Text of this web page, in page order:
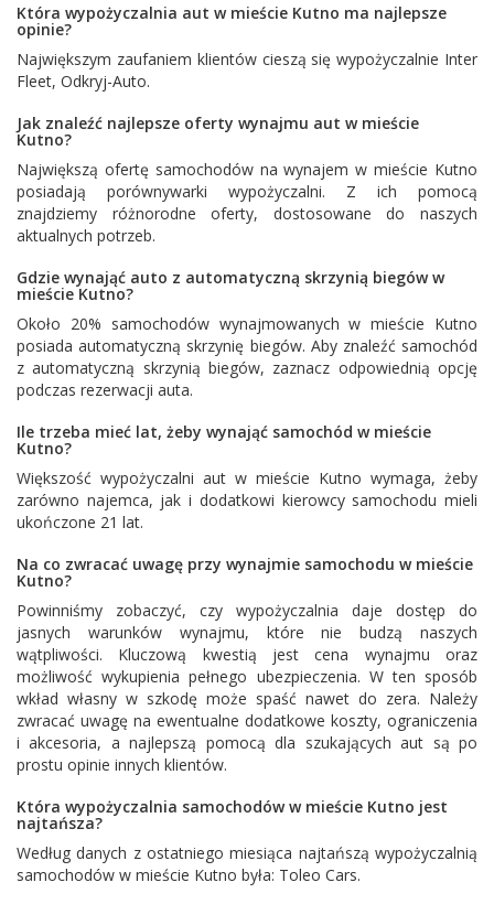
Która wypożyczalnia aut w mieście Kutno ma najlepsze
opinie?
Największym zaufaniem klientów cieszą się wypożyczalnie Inter
Fleet, Odkryj-Auto.
Jak znaleźć najlepsze oferty wynajmu aut w mieście
Kutno?
Największą ofertę samochodów na wynajem w mieście Kutno
posiadają porównywarki wypożyczalni. Z ich pomocą
znajdziemy różnorodne oferty, dostosowane do naszych
aktualnych potrzeb.
Gdzie wynająć auto z automatyczną skrzynią biegów w
mieście Kutno?
Około 20% samochodów wynajmowanych w mieście Kutno
posiada automatyczną skrzynię biegów. Aby znaleźć samochód
z automatyczną skrzynią biegów, zaznacz odpowiednią opcję
podczas rezerwacji auta.
Ile trzeba mieć lat, żeby wynająć samochód w mieście
Kutno?
Większość wypożyczalni aut w mieście Kutno wymaga, żeby
zarówno najemca, jak i dodatkowi kierowcy samochodu mieli
ukończone 21 lat.
Na co zwracać uwagę przy wynajmie samochodu w mieście
Kutno?
Powinniśmy zobaczyć, czy wypożyczalnia daje dostęp do
jasnych warunków wynajmu, które nie budzą naszych
wątpliwości. Kluczową kwestią jest cena wynajmu oraz
możliwość wykupienia pełnego ubezpieczenia. W ten sposób
wkład własny w szkodę może spaść nawet do zera. Należy
zwracać uwagę na ewentualne dodatkowe koszty, ograniczenia
i akcesoria, a najlepszą pomocą dla szukających aut są po
prostu opinie innych klientów.
Która wypożyczalnia samochodów w mieście Kutno jest
najtańsza?
Według danych z ostatniego miesiąca najtańszą wypożyczalnią
samochodów w mieście Kutno była: Toleo Cars.